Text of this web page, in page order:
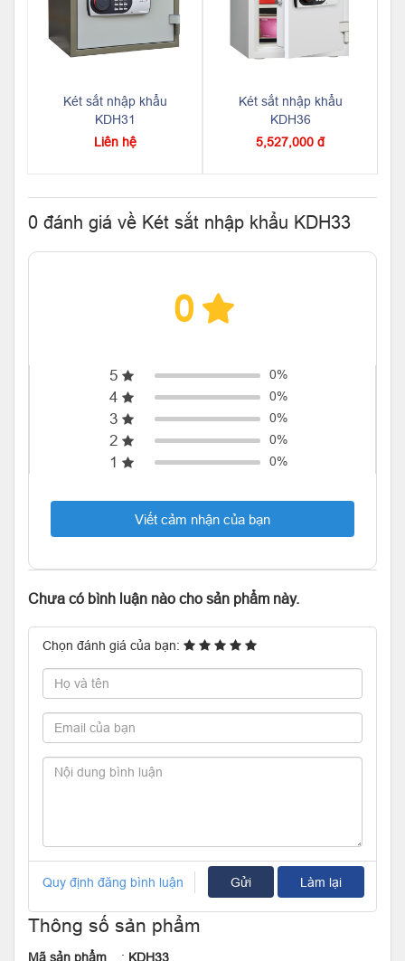
Két sắt nhập khẩu
KDH31
Liên hệ
Két sắt nhập khẩu
KDH36
5,527,000 đ
0 đánh giá về Két sắt nhập khẩu KDH33
0
5 0%
4 0%
3 0%
2 0%
1 0%
Viết cảm nhận của bạn
Chưa có bình luận nào cho sản phẩm này.
Chọn đánh giá của bạn:
Quy định đăng bình luận Gửi Làm lại
Thông số sản phẩm
Mã sản phẩm : KDH33